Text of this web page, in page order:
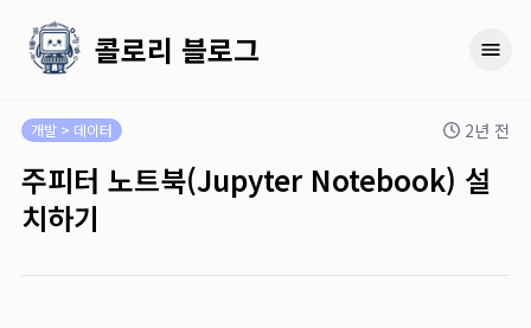
콜로리 블로그
개발 > 데이터 2년 전
주피터 노트북(Jupyter Notebook) 설
치하기